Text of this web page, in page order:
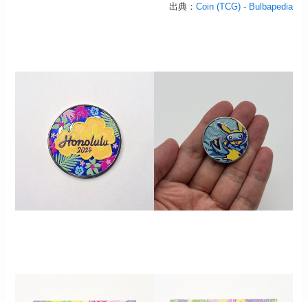
出典： Coin (TCG) - Bulbapedia